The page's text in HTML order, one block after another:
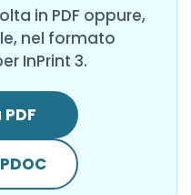
in PDF oppure,
nel formato
InPrint 3.